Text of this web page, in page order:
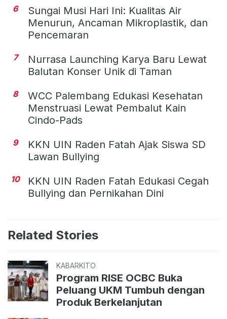
6
Sungai Musi Hari Ini: Kualitas Air
Menurun, Ancaman Mikroplastik, dan
Pencemaran
7
Nurrasa Launching Karya Baru Lewat
Balutan Konser Unik di Taman
8
WCC Palembang Edukasi Kesehatan
Menstruasi Lewat Pembalut Kain
Cindo-Pads
9
KKN UIN Raden Fatah Ajak Siswa SD
Lawan Bullying
10
KKN UIN Raden Fatah Edukasi Cegah
Bullying dan Pernikahan Dini
Related Stories
KABARKITO
Program RISE OCBC Buka
Peluang UKM Tumbuh dengan
Produk Berkelanjutan